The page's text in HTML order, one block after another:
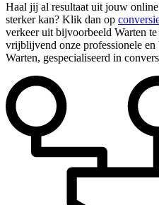
Haal jij al resultaat uit jouw
sterker kan? Klik dan op
verkeer uit bijvoorbeeld Warten
vrijblijvend onze professionele en
Warten, gespecialiseerd in